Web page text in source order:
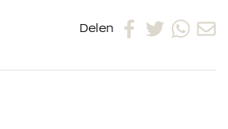
Delen